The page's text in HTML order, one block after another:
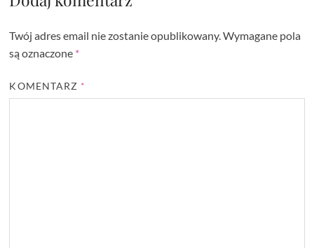
Twój adres email nie zostanie opublikowany.Wymagane pola
są oznaczone *
KOMENTARZ *